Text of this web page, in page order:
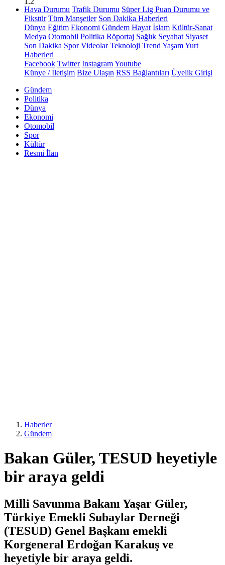
Hava Durumu Trafik Durumu Süper Lig Puan Durumu ve
Fikstür Tüm Manşetler Son Dakika Haberleri
Dünya Eğitim Ekonomi Gündem Hayat İslam Kültür-Sanat
Medya Otomobil Politika Röportaj Sağlık Seyahat Siyaset
Son Dakika Spor Videolar Teknoloji Trend YaşamYurt
Haberleri
Facebook Twitter InstagramYoutube
Künye / İletişim Bize Ulaşın RSS Bağlantıları Üyelik Girişi
Gündem
Politika
Dünya
Ekonomi
Otomobil
Spor
Kültür
Resmi İlan
Haberler
Gündem
Bakan Güler, TESUD heyetiyle
bir araya geldi
Milli Savunma Bakanı Yaşar Güler,
Türkiye Emekli Subaylar Derneği
(TESUD) Genel Başkanı emekli
Korgeneral Erdoğan Karakuş ve
heyetiyle bir araya geldi.